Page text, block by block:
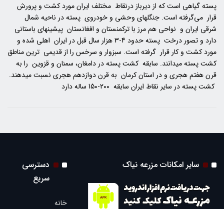
پسته گیاهی است که از دیرباز درنقاط مختلف ایران مورد کشت و پرورش
قرار می‌گرفته است. جنگلهای وحشی و خودروی پسته در ناحیه شمال
شرقی ایران و نواحی هم مرز با ترکمنستان و افغانستان پیشینه‎ای باستانی
دارد و تصور درخت پسته حدود 4-3 هزار سال قبل در ایران اهلی شده و
مورد کشت و کار قرار گرفته است. سبزوار و سرخس را از قدیمی ترین مناطق
کشت پسته می‎دانند. سابقه کشت پسته در دامغان، سمنان و قزوین را به
قرن هفتم هجری و در استان کرمان به قرن دوازدهم هجری نسبت می‎دهند.
کشت پسته در سایر نقاط ایران سابقه 200-150 ساله دارد
سایر امکانات مزرعه نیاک
دسترسی
سریع
خانه